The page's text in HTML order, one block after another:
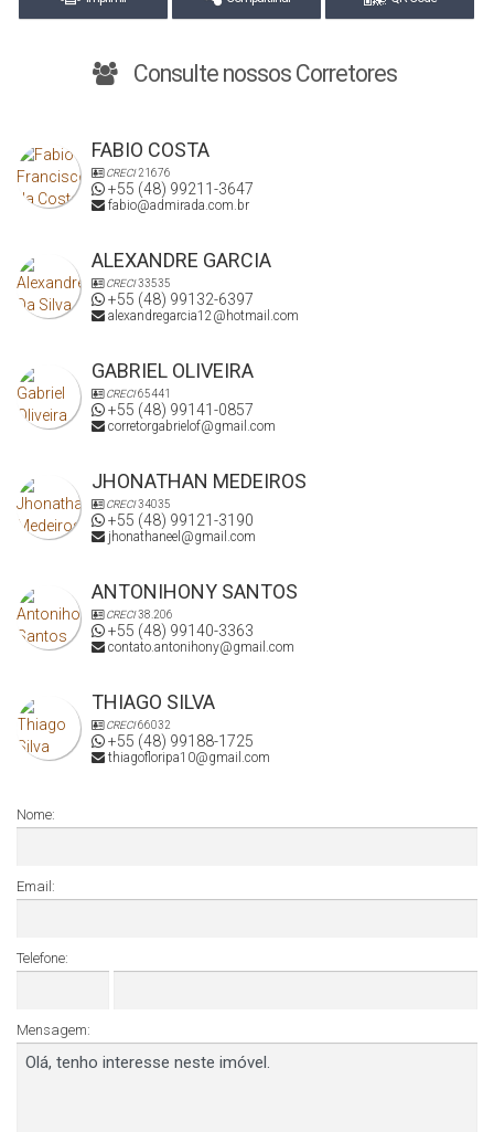
✅ Imóvel com escritura pública
✅ Área construída: 300 m²
✅ Área total: 2.270 m²
Agende sua visita e venha descobrir o encanto dessa
residência. Sua nova história começa aqui! 🌟
📲 Entre em contato para saber mais e programar uma visita.
Consulte nossos Corretores
FABIO COSTA
CRECI21676
+55 (48) 99211-3647
fabio@admirada.com.br
ALEXANDRE GARCIA
CRECI33535
+55 (48) 99132-6397
alexandregarcia12@hotmail.com
GABRIEL OLIVEIRA
CRECI65441
+55 (48) 99141-0857
corretorgabrielof@gmail.com
JHONATHAN MEDEIROS
CRECI34035
+55 (48) 99121-3190
jhonathaneel@gmail.com
ANTONIHONY SANTOS
CRECI38.206
+55 (48) 99140-3363
contato.antonihony@gmail.com
THIAGO SILVA
CRECI66032
+55 (48) 99188-1725
thiagofloripa10@gmail.com
Nome:
Email:
Telefone:
Mensagem: